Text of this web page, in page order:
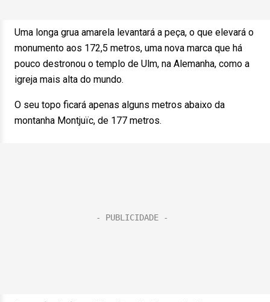
Uma longa grua amarela levantará a peça, o que elevará o
monumento aos 172,5 metros, uma nova marca que há
pouco destronou o templo de Ulm, na Alemanha, como a
igreja mais alta do mundo.
O seu topo ficará apenas alguns metros abaixo da
montanha Montjuïc, de 177 metros.